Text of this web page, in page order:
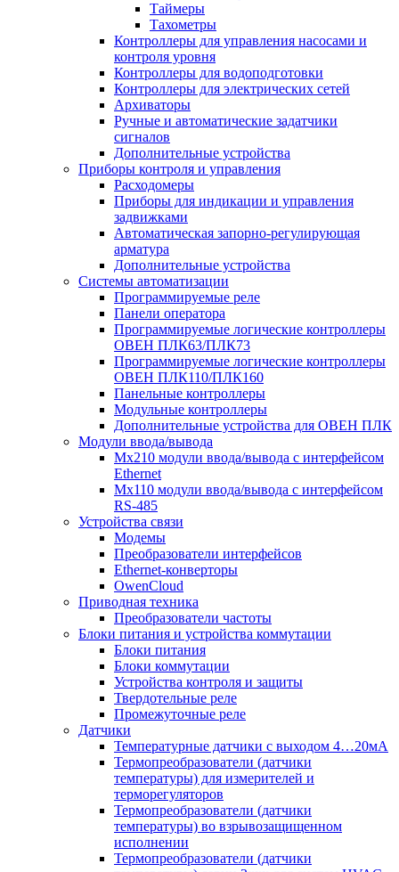
Таймеры
Тахометры
Контроллеры для управления насосами и
контроля уровня
Контроллеры для водоподготовки
Контроллеры для электрических сетей
Архиваторы
Ручные и автоматические задатчики
сигналов
Дополнительные устройства
Приборы контроля и управления
Расходомеры
Приборы для индикации и управления
задвижками
Автоматическая запорно-регулирующая
арматура
Дополнительные устройства
Системы автоматизации
Программируемые реле
Панели оператора
Программируемые логические контроллеры
ОВЕН ПЛК63/ПЛК73
Программируемые логические контроллеры
ОВЕН ПЛК110/ПЛК160
Панельные контроллеры
Модульные контроллеры
Дополнительные устройства для ОВЕН ПЛК
Модули ввода/вывода
Мх210 модули ввода/вывода с интерфейсом
Ethernet
Мх110 модули ввода/вывода с интерфейсом
RS-485
Устройства связи
Модемы
Преобразователи интерфейсов
Ethernet-конверторы
OwenCloud
Приводная техника
Преобразователи частоты
Блоки питания и устройства коммутации
Блоки питания
Блоки коммутации
Устройства контроля и защиты
Твердотельные реле
Промежуточные реле
Датчики
Температурные датчики с выходом 4…20мА
Термопреобразователи (датчики
температуры) для измерителей и
терморегуляторов
Термопреобразователи (датчики
температуры) во взрывозащищенном
исполнении
Термопреобразователи (датчики